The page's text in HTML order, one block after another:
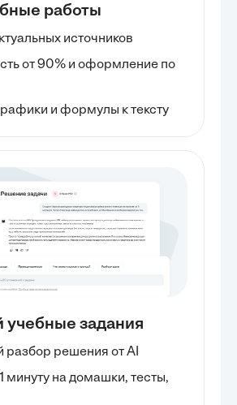
работы
источников
от 90% и оформление по
и формулы к тексту
учебные задания
разбор решения от AI
минуту на домашки, тесты,